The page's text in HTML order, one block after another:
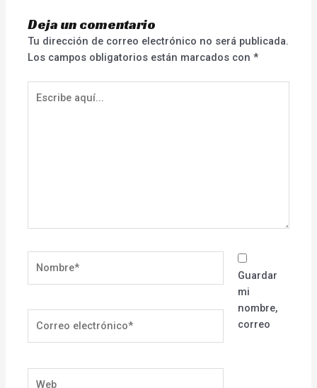
Deja un comentario
Tu dirección de correo electrónico no será publicada.
Los campos obligatorios están marcados con*
aquí...
electrónico*
Guardar
mi
nombre,
correo